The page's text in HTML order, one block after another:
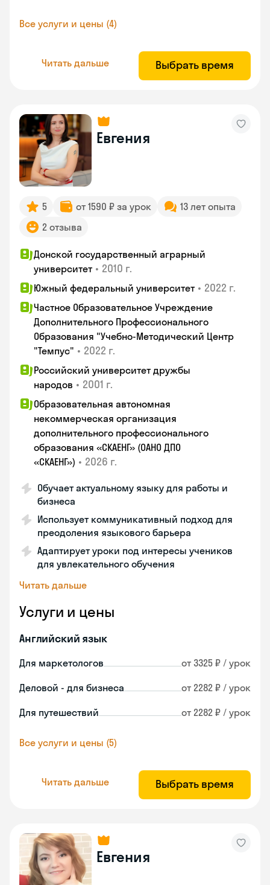
Все услуги и цены (4)
Читать дальше Выбрать время
Евгения
5 от 1590 ₽ за урок
13 лет опыта
2 отзыва
Донской государственный аграрный
университет • 2010 г.
Южный федеральный университет • 2022 г.
Частное Образовательное Учреждение
Дополнительного Профессионального
Образования "Учебно-Методический Центр
"Темпус" • 2022 г.
Российский университет дружбы
народов • 2001 г.
Образовательная автономная
некоммерческая организация
дополнительного профессионального
образования «СКАЕНГ» (ОАНО ДПО
«СКАЕНГ») • 2026 г.
Обучает актуальному языку для работы и
бизнеса
Использует коммуникативный подход для
преодоления языкового барьера
Адаптирует уроки под интересы учеников
для увлекательного обучения
Читать дальше
Услуги и цены
Английский язык
Для маркетологов от 3325 ₽ / урок
Деловой - для бизнеса от 2282 ₽ / урок
Для путешествий от 2282 ₽ / урок
Все услуги и цены (5)
Читать дальше Выбрать время
Евгения